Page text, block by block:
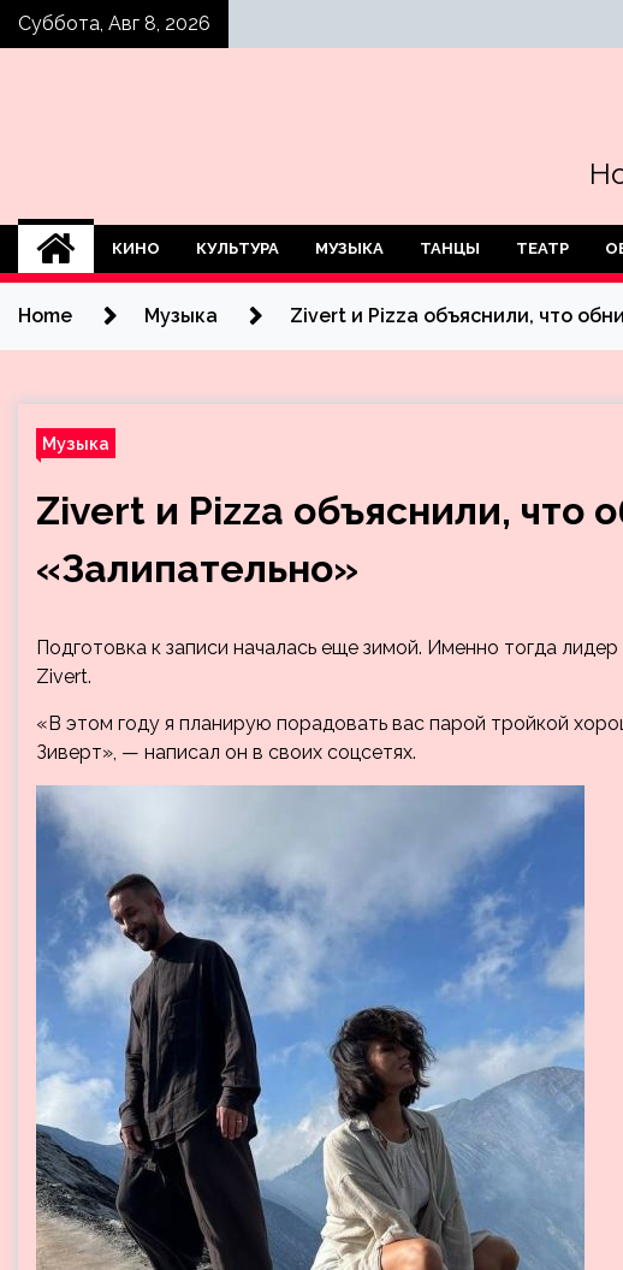
SkipСуббота, Авг 8, 2026
КИНО КУЛЬТУРА МУЗЫКА ТАНЦЫ ТЕАТР
Home Музыка Zivert и Pizza объяснили, что
Музыка
Zivert и Pizza объяснили, что
«Залипательно»
Подготовка к записи началась еще зимой. Именно тогда
Zivert.
«В этом году я планирую порадовать вас парой тройкой
Зиверт», — написал он в своих соцсетях.